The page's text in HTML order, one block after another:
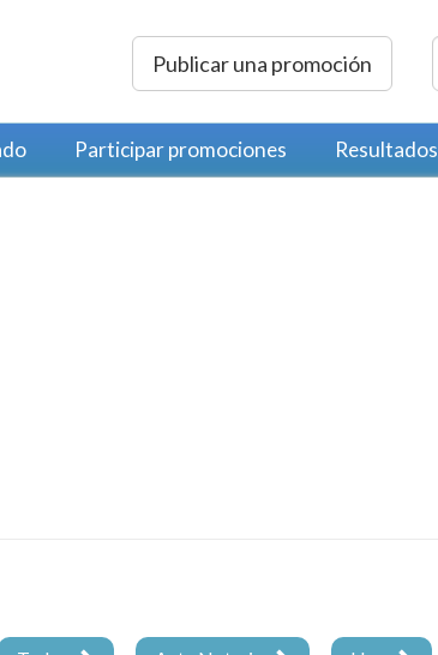
Publicar una promoción
Participar promociones Resultados